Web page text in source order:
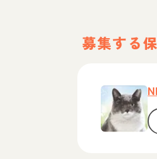
募集する